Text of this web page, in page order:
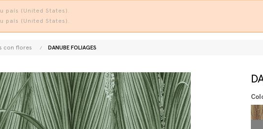
país (United States).
país (United States).
con flores DANUBE FOLIAGES